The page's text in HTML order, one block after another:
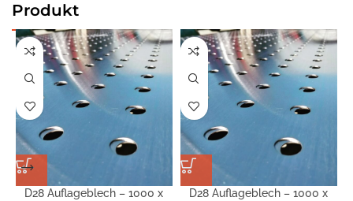
Produkt
D28 Auflageblech – 1000 x
D28 Auflageblech – 1000 x